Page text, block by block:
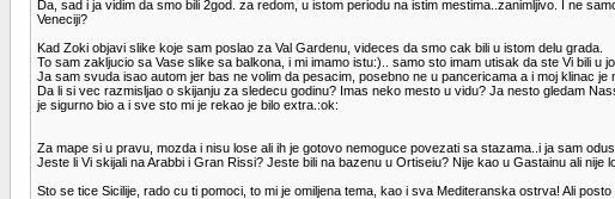
Da, sad i ja vidim da smo bili 2god. za redom, u istom periodu na istim mestima..zanimljivo. I ne
Veneciji?
Kad Zoki objavi slike koje sam poslao za Val Gardenu, videces da smo cak bili u istom delu grada.
To sam zakljucio sa Vase slike sa balkona, i mi imamo istu:).. samo sto imam utisak da ste Vi bili u
Ja sam svuda isao autom jer bas ne volim da pesacim, posebno ne u pancericama a i moj klinac
Da li si vec razmisljao o skijanju za sledecu godinu? Imas neko mesto u vidu? Ja nesto gledam
je sigurno bio a i sve sto mi je rekao je bilo extra.:ok:
Za mape si u pravu, mozda i nisu lose ali ih je gotovo nemoguce povezati sa stazama..i ja sam
Jeste li Vi skijali na Arabbi i Gran Rissi? Jeste bili na bazenu u Ortiseiu? Nije kao u Gastainu ali nije
Sto se tice Sicilije, rado cu ti pomoci, to mi je omiljena tema, kao i sva Mediteranska ostrva! Ali